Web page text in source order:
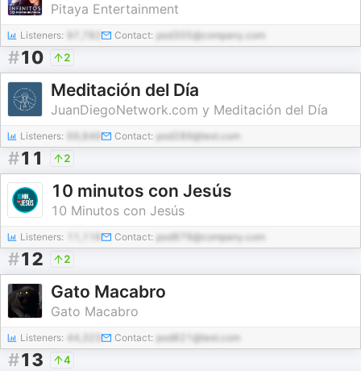
Pitaya Entertainment
Listeners: Contact: pod305@company.com
#10 2
Meditación del Día
JuanDiegoNetwork.com y Meditación del Día
Listeners: 69,846 Contact: pod289@test.com
#11 2
10 minutos con Jesús
10 Minutos con Jesús
Listeners: Contact: pod879@company.com
#12 2
Gato Macabro
Gato Macabro
Listeners: 44,323 Contact: pod821@test.com
#13 4